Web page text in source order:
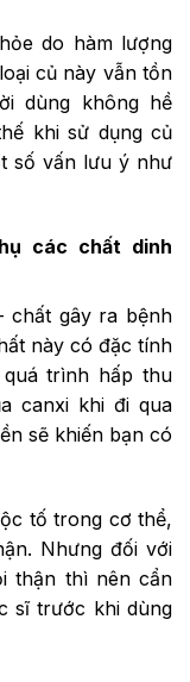
do hàm lượng
củ này vẫn tồn
dùng không hề
khi sử dụng củ
số vấn lưu ý như
các chất dinh
chất gây ra bệnh
này có đặc tính
trình hấp thu
canxi khi đi qua
sẽ khiến bạn có
tố trong cơ thể,
Nhưng đối với
thận thì nên cẩn
sĩ trước khi dùng